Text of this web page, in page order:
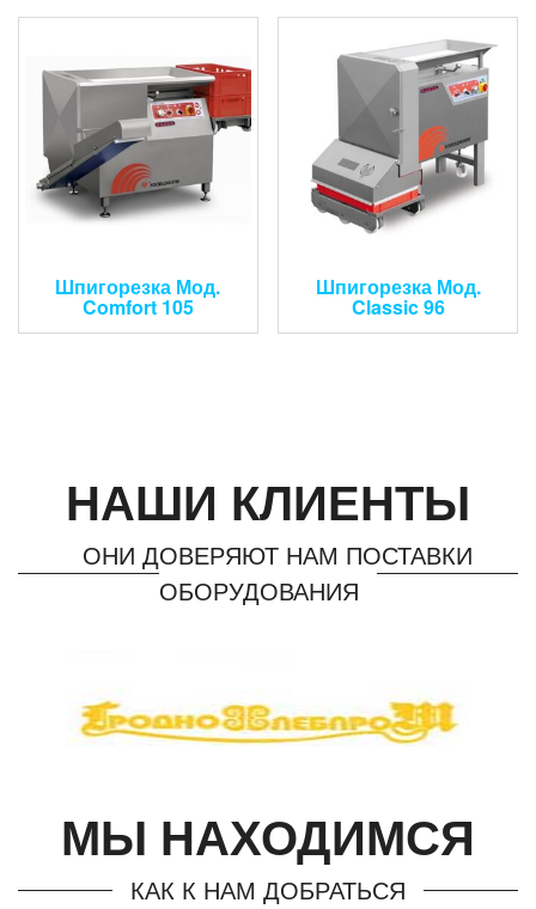
Шпигорезка Мод.
Comfort 105
Шпигорезка Мод.
Classic 96
НАШИ КЛИЕНТЫ
ОНИ ДОВЕРЯЮТ НАМ ПОСТАВКИ
ОБОРУДОВАНИЯ
МЫ НАХОДИМСЯ
КАК К НАМ ДОБРАТЬСЯ